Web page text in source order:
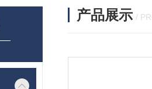
产品展示 /